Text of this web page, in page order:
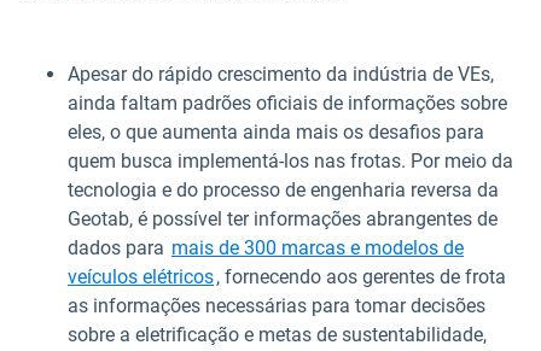
Apesar do rápido crescimento da indústria de VEs,
ainda faltam padrões oficiais de informações sobre
eles, o que aumenta ainda mais os desafios para
quem busca implementá-los nas frotas. Por meio da
tecnologia e do processo de engenharia reversa da
Geotab, é possível ter informações abrangentes de
dados para mais de 300 marcas e modelos de
veículos elétricos, fornecendo aos gerentes de frota
as informações necessárias para tomar decisões
sobre a eletrificação e metas de sustentabilidade,